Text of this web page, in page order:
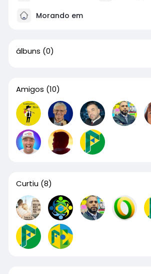
Morando em
álbuns (0)
Amigos (10)
Curtiu (8)